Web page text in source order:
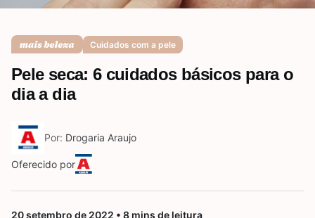
Cuidados com a pele
Pele seca: 6 cuidados básicos para o
dia a dia
Por: Drogaria Araujo
Oferecido por
20 setembro de 2022 • 8 mins de leitura